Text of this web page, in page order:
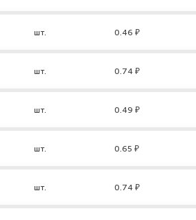
шт. 0.46 ₽
шт. 0.74 ₽
шт. 0.49 ₽
шт. 0.65 ₽
шт. 0.74 ₽